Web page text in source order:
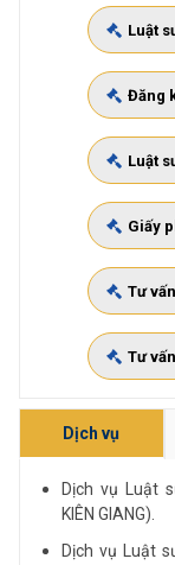
Luật
Đăng
Luật
Giấy
Tư
Tư
Dịch vụ
Dịch vụ Luật
KIÊN GIANG).
Dịch vụ Luật